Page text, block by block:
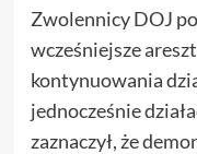
Zwolennicy DOJ
wcześniejsze
kontynuowania
jednocześnie
zaznaczył, że